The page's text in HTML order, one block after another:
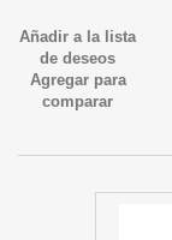
Añadir a la lista
de deseos
Agregar para
comparar